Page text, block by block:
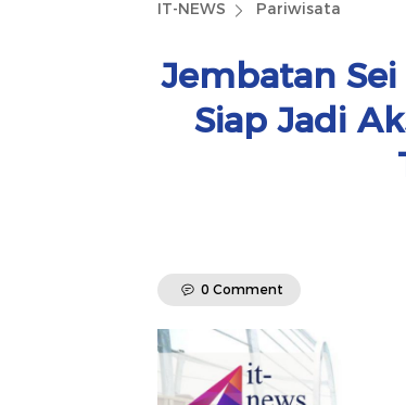
IT-NEWS Pariwisata
Jembatan
Siap Jadi
0 Comment